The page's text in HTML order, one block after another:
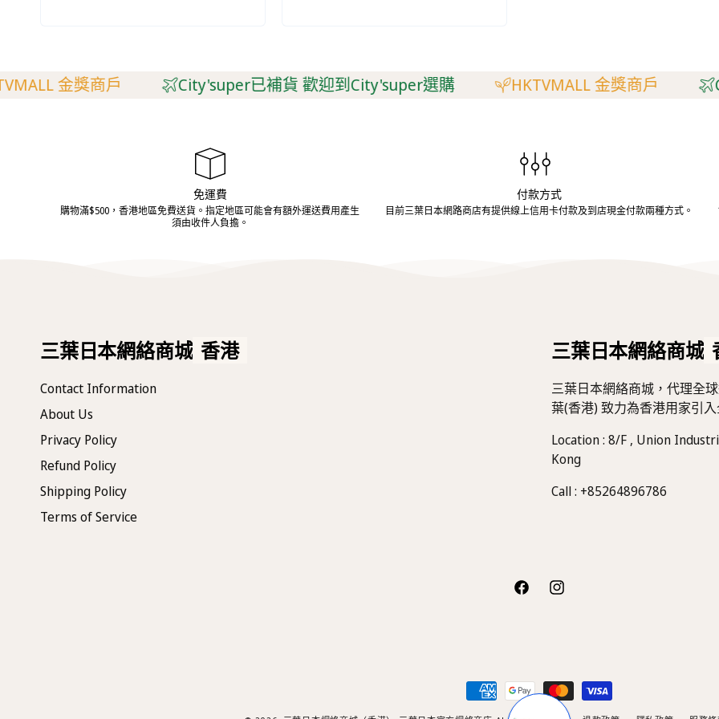
金獎商戶 City'super已補貨 歡迎到City'super選購 HKTVMALL 金獎商戶
免運費
購物滿$500，香港地區免費送貨。指定地區可能會有額外運送費用產生
須由收件人負擔。
付款方式
目前三葉日本網路商店有提供線上信用卡付款及到店現金付款兩種方式。
三葉日本網絡商城 香港
Contact Information
About Us
Privacy Policy
Refund Policy
Shipping Policy
Terms of Service
三葉日本網絡商城
三葉日本網絡商城，代理全
葉(香港) 致力為香港用家引
Location : 8/F , Union
Kong
Call : +85264896786
FacebookInstagram